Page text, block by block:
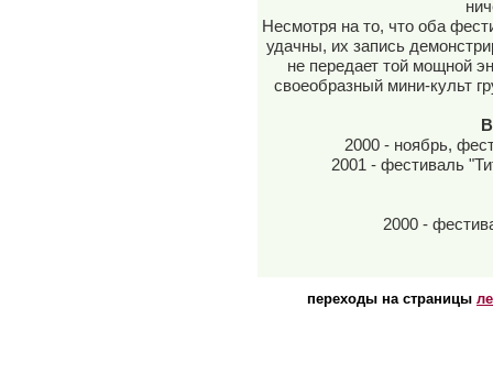
Несмотря на то, что оба
удачны, их запись
не передает той мощной
своеобразный мини-культ
2000 - ноябрь,
2001 - фестиваль
2000 -
переходы на страницы